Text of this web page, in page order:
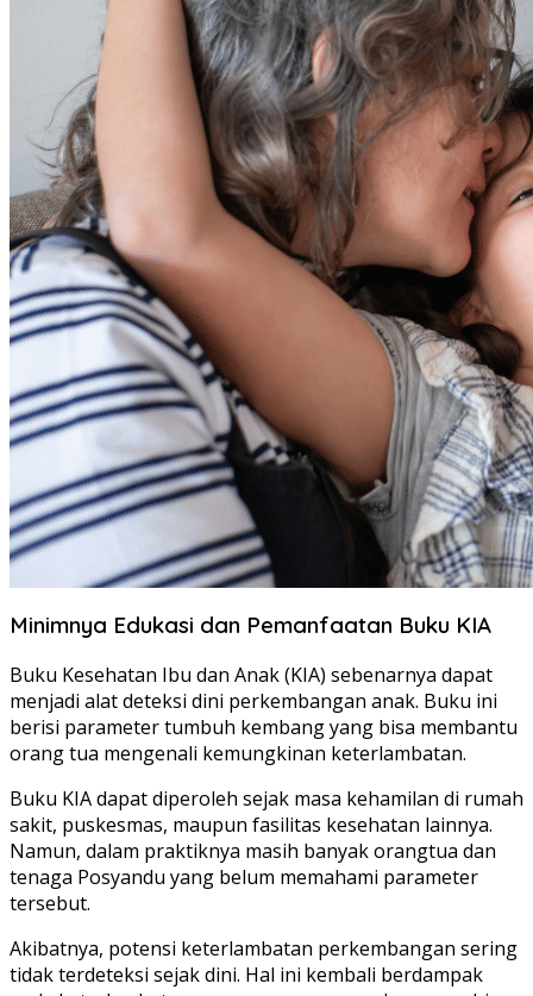
Minimnya Edukasi dan Pemanfaatan Buku KIA
Buku Kesehatan Ibu dan Anak (KIA) sebenarnya dapat
menjadi alat deteksi dini perkembangan anak. Buku ini
berisi parameter tumbuh kembang yang bisa membantu
orang tua mengenali kemungkinan keterlambatan.
Buku KIA dapat diperoleh sejak masa kehamilan di rumah
sakit, puskesmas, maupun fasilitas kesehatan lainnya.
Namun, dalam praktiknya masih banyak orangtua dan
tenaga Posyandu yang belum memahami parameter
tersebut.
Akibatnya, potensi keterlambatan perkembangan sering
tidak terdeteksi sejak dini. Hal ini kembali berdampak